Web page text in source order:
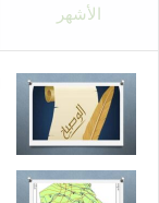
الأشهر